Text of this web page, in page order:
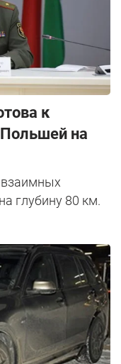
к
на
взаимных
глубину 80 км.